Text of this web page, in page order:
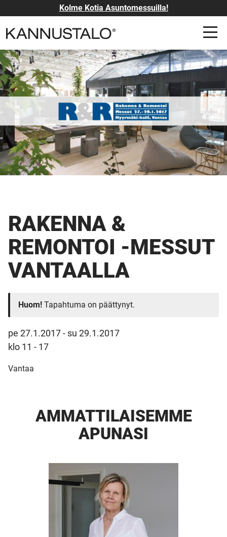
Kolme Kotia Asuntomessuilla!
RAKENNA &
REMONTOI -MESSUT
VANTAALLA
Huom! Tapahtuma on päättynyt.
pe 27.1.2017- su 29.1.2017
klo 11 - 17
Vantaa
AMMATTI­LAISEMME
APUNASI